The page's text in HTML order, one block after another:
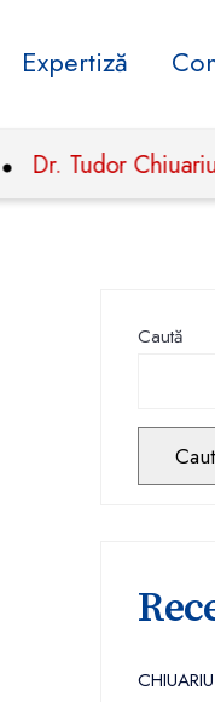
Expertiză
Dr. Tudor Chiuariu
Caută